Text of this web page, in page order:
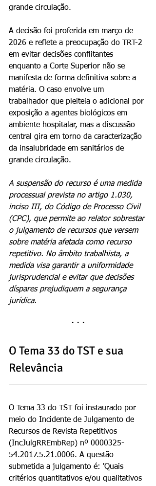
grande circulação.
A decisão foi proferida em março de
2026 e reflete a preocupação do TRT-2
em evitar decisões conflitantes
enquanto a Corte Superior não se
manifesta de forma definitiva sobre a
matéria. O caso envolve um
trabalhador que pleiteia o adicional por
exposição a agentes biológicos em
ambiente hospitalar, mas a discussão
central gira em torno da caracterização
da insalubridade em sanitários de
grande circulação.
A suspensão do recurso é uma medida
processual prevista no artigo 1.030,
inciso III, do Código de Processo Civil
(CPC), que permite ao relator sobrestar
o julgamento de recursos que versem
sobre matéria afetada como recurso
repetitivo. No âmbito trabalhista, a
medida visa garantir a uniformidade
jurisprudencial e evitar que decisões
díspares prejudiquem a segurança
jurídica.
· · ·
O Tema 33 do TST e sua
Relevância
O Tema 33 do TST foi instaurado por
meio do Incidente de Julgamento de
Recursos de Revista Repetitivos
(IncJulgRREmbRep) nº 0000325-
54.2017.5.21.0006. A questão
submetida a julgamento é: 'Quais
critérios quantitativos e/ou qualitativos